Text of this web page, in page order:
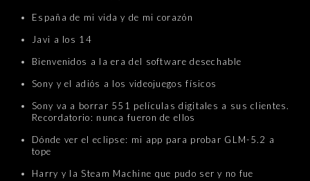
España de mi vida y de mi corazón
Javi a los 14
Bienvenidos a la era del software desechable
Sony y el adiós a los videojuegos físicos
Sony va a borrar 551 películas digitales a sus clientes.
Recordatorio: nunca fueron de ellos
Dónde ver el eclipse: mi app para probar GLM-5.2 a
tope
Harry y la Steam Machine que pudo ser y no fue